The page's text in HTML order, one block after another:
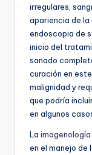
irregulares,
apariencia de la
endoscopia de
inicio del
sanado
curación en
malignidad y
que podría
en algunos
La imagenología
en el manejo